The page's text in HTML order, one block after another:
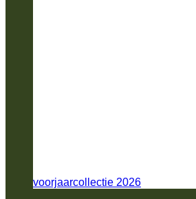
voorjaarcollectie 2026